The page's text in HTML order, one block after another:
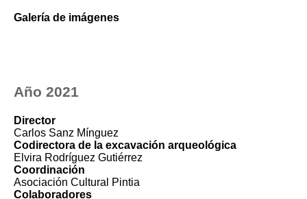
Galería de imágenes
Año 2021
Director
Carlos Sanz Mínguez
Codirectora de la excavación arqueológica
Elvira Rodríguez Gutiérrez
Coordinación
Asociación Cultural Pintia
Colaboradores